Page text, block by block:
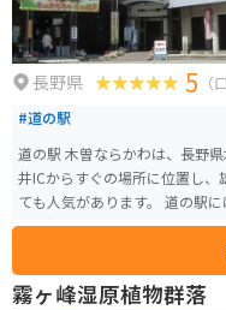
長野県 5 （
#道の駅
道の駅 木曽ならかわは、長野
井ICからすぐの場所に位置し
ても人気があります。 道の駅には、地元の特産品を販売するショップや、木
曽の郷土料理が味わえるレス
産探しにも最適です。また、
ングコースなどの情報を 얻ることもできます。 バ
には広い駐車場が完備されてい
霧ヶ峰湿原植物群落